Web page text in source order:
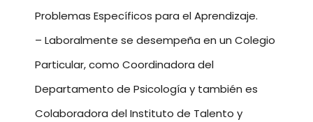
Problemas Específicos para el Aprendizaje.
– Laboralmente se desempeña en un Colegio
Particular, como Coordinadora del
Departamento de Psicología y también es
Colaboradora del Instituto de Talento y